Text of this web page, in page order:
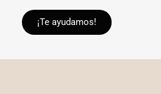
¡Te ayudamos!